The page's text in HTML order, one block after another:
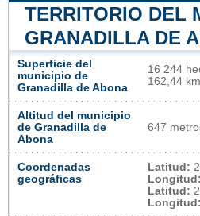
TERRITORIO DEL
GRANADILLA DE
Superficie del
municipio de
Granadilla de Abona
16 244
162,44
Altitud del municipio
de Granadilla de
Abona
647
Coordenadas
geográficas
Latitud:
Longitud:
Latitud:
Longitud: